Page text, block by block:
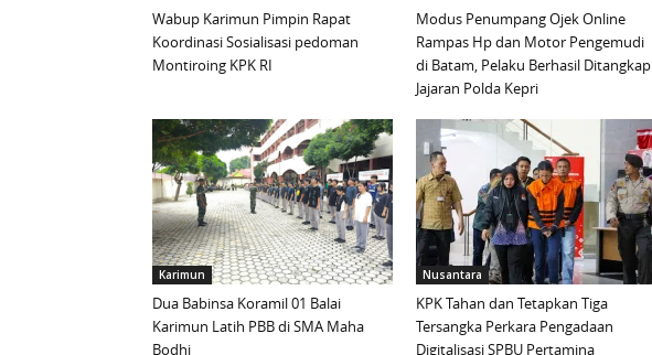
Wabup Karimun Pimpin Rapat
Koordinasi Sosialisasi pedoman
Montiroing KPK RI
Modus Penumpang Ojek Online
Rampas Hp dan Motor Pengemudi
di Batam, Pelaku Berhasil Ditangkap
Jajaran Polda Kepri
Karimun
Dua Babinsa Koramil 01 Balai
Karimun Latih PBB di SMA Maha
Bodhi
Nusantara
KPK Tahan dan Tetapkan Tiga
Tersangka Perkara Pengadaan
Digitalisasi SPBU Pertamina